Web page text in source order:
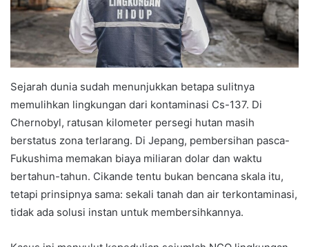
Sejarah dunia sudah menunjukkan betapa sulitnya
memulihkan lingkungan dari kontaminasi Cs-137. Di
Chernobyl, ratusan kilometer persegi hutan masih
berstatus zona terlarang. Di Jepang, pembersihan pasca-
Fukushima memakan biaya miliaran dolar dan waktu
bertahun-tahun. Cikande tentu bukan bencana skala itu,
tetapi prinsipnya sama: sekali tanah dan air terkontaminasi,
tidak ada solusi instan untuk membersihkannya.